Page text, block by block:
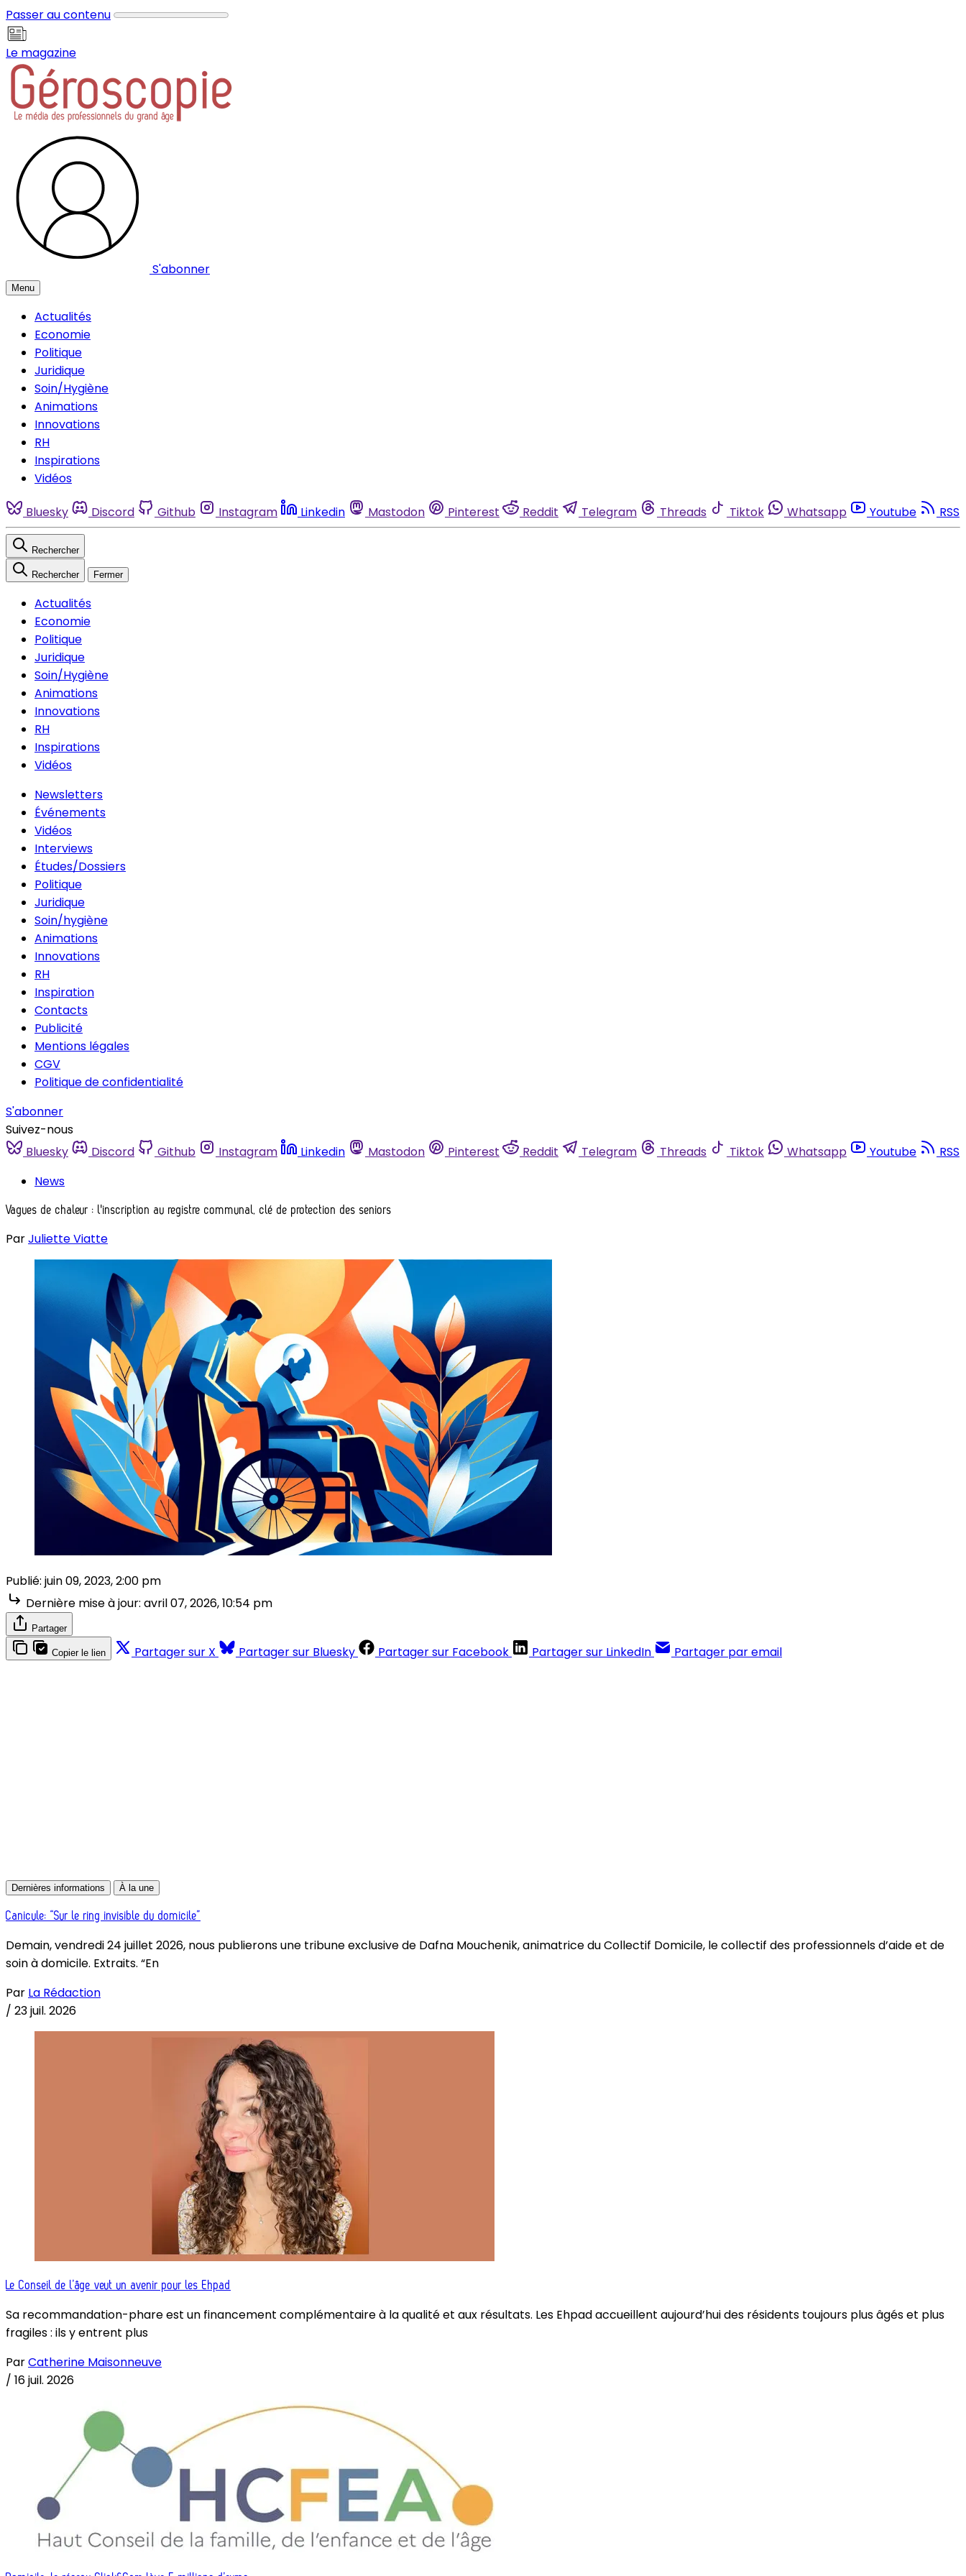
Passer au contenu
Le magazine
S'abonner
Menu
Actualités
Economie
Politique
Juridique
Soin/Hygiène
Animations
Innovations
RH
Inspirations
Vidéos
Bluesky Discord Github Instagram Linkedin Mastodon Pinterest Reddit Telegram Threads Tiktok Whatsapp Youtube RSS
Rechercher
Rechercher Fermer
Actualités
Economie
Politique
Juridique
Soin/Hygiène
Animations
Innovations
RH
Inspirations
Vidéos
Newsletters
Événements
Vidéos
Interviews
Études/Dossiers
Politique
Juridique
Soin/hygiène
Animations
Innovations
RH
Inspiration
Contacts
Publicité
Mentions légales
CGV
Politique de confidentialité
S'abonner
Suivez-nous
Bluesky
Discord Github Instagram Linkedin Mastodon Pinterest Reddit Telegram Threads Tiktok Whatsapp Youtube
RSS
News
Vagues de chaleur : l'inscription au registre communal, clé de protection des seniors
ParJuliette Viatte
Publié: juin 09, 2023, 2:00 pm
Dernière mise à jour: avril 07, 2026, 10:54 pm
Partager
Copier le lien Partager sur X Partager sur Bluesky Partager sur Facebook Partager sur LinkedIn Partager par email
Dernières informations À la une
Canicule: “Sur le ring invisible du domicile”
Demain, vendredi 24 juillet 2026, nous publierons une tribune exclusive de Dafna Mouchenik, animatrice du Collectif Domicile, le collectif des professionnels d’aide et de
soin à domicile. Extraits. “En
Par La Rédaction
/ 23 juil. 2026
Le Conseil de l’âge veut un avenir pour les Ehpad
Sa recommandation-phare est un financement complémentaire à la qualité et aux résultats. Les Ehpad accueillent aujourd’hui des résidents toujours plus âgés et plus
fragiles : ils y entrent plus
ParCatherine Maisonneuve
/ 16 juil. 2026
Panneau de gestion des cookies